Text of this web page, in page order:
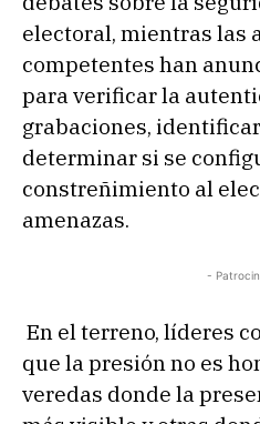
electoral, mientras las
competentes han
para verificar la
grabaciones,
determinar si se
constreñimiento al
amenazas.
-
En el terreno, líderes
que la presión no es
veredas donde la